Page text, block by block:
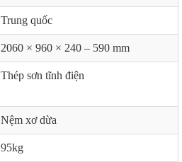
Trung quốc
2060 × 960 × 240 – 590 mm
Thép sơn tĩnh điện
Nệm xơ dừa
95kg